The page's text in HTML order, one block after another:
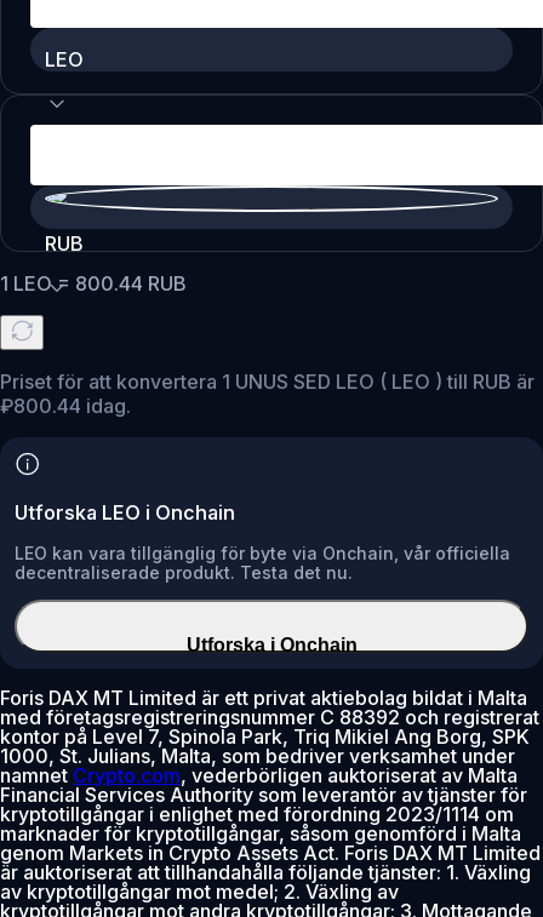
LEO
RUB
1 LEO= 800.44 RUB
Priset för att konvertera 1 UNUS SED LEO ( LEO ) till RUB är
₽800.44 idag.
Utforska LEO i Onchain
LEO kan vara tillgänglig för byte via Onchain, vår officiella
decentraliserade produkt. Testa det nu.
Utforska i Onchain
Foris DAX MT Limited är ett privat aktiebolag bildat i Malta
med företagsregistreringsnummer C 88392 och registrerat
kontor på Level 7, Spinola Park, Triq Mikiel Ang Borg, SPK
1000, St. Julians, Malta, som bedriver verksamhet under
namnet Crypto.com, vederbörligen auktoriserat av Malta
Financial Services Authority som leverantör av tjänster för
kryptotillgångar i enlighet med förordning 2023/1114 om
marknader för kryptotillgångar, såsom genomförd i Malta
genom Markets in Crypto Assets Act. Foris DAX MT Limited
är auktoriserat att tillhandahålla följande tjänster: 1. Växling
av kryptotillgångar mot medel; 2. Växling av
kryptotillgångar mot andra kryptotillgångar; 3. Mottagande